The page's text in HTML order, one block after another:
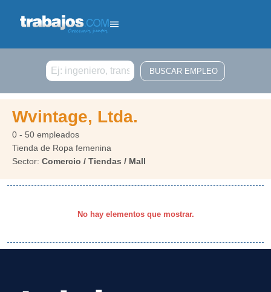
Buscar
Wvintage, Ltda.
0 - 50 empleados
Tienda de Ropa femenina
Sector: Comercio / Tiendas / Mall
No hay elementos que mostrar.